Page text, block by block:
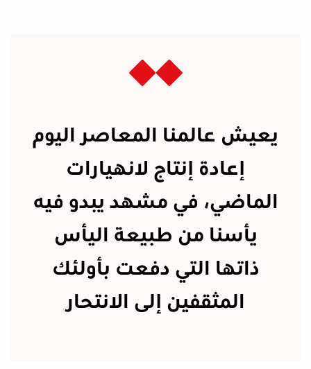
يعيش عالمنا المعاصر اليوم
إعادة إنتاج لانهيارات
الماضي، في مشهد يبدو فيه
يأسنا من طبيعة اليأس
ذاتها التي دفعت بأولئك
المثقفين إلى الانتحار